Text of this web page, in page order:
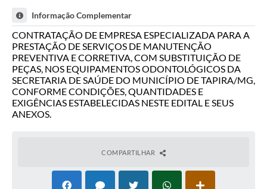
Contato
Informação Complementar
CONTRATAÇÃO DE EMPRESA ESPECIALIZADA PARA A
PRESTAÇÃO DE SERVIÇOS DE MANUTENÇÃO
PREVENTIVA E CORRETIVA, COM SUBSTITUIÇÃO DE
PEÇAS, NOS EQUIPAMENTOS ODONTOLÓGICOS DA
SECRETARIA DE SAÚDE DO MUNICÍPIO DE TAPIRA/MG,
CONFORME CONDIÇÕES, QUANTIDADES E
EXIGÊNCIAS ESTABELECIDAS NESTE EDITAL E SEUS
ANEXOS.
COMPARTILHAR